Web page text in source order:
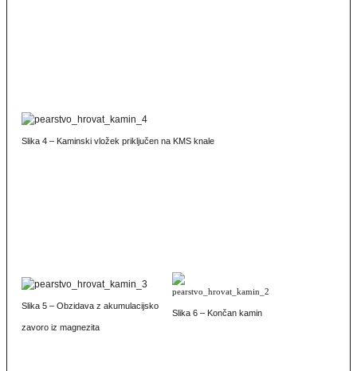
Slika 4 – Kaminski vložek priključen na KMS knale
Slika 5 – Obzidava z akumulacijsko
zavoro iz magnezita
Slika 6 – Končan kamin